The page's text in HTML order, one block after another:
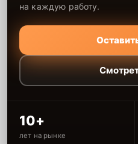
на каждую работу.
10+
лет на рынке